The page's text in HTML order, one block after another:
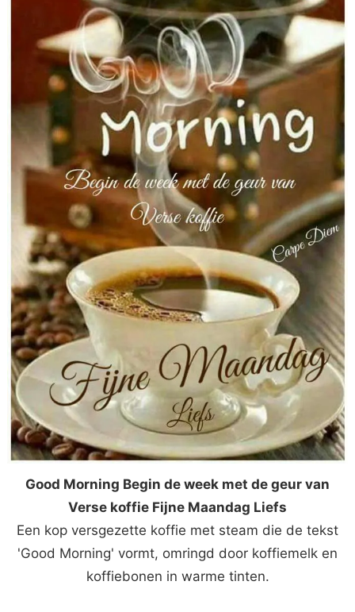
Good Morning Begin de week met de geur van
Verse koffie Fijne Maandag Liefs
Een kop versgezette koffie met steam die de tekst
'Good Morning' vormt, omringd door koffiemelk en
koffiebonen in warme tinten.